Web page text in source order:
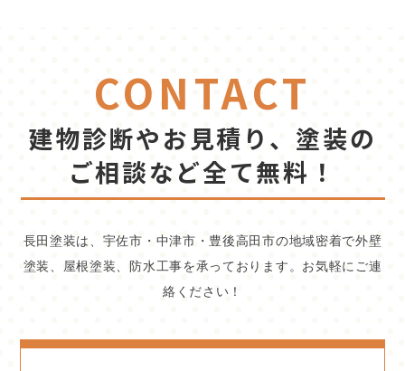
CONTACT
建物診断やお見積り、塗装の
ご相談など全て無料！
長田塗装は、宇佐市・中津市・豊後高田市の地域密着で外壁
塗装、屋根塗装、防水工事を承っております。お気軽にご連
絡ください！